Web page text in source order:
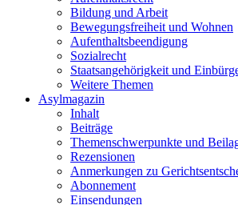
Bildung und Arbeit
Bewegungsfreiheit und Wohnen
Aufenthaltsbeendigung
Sozialrecht
Staatsangehörigkeit und
Weitere Themen
Asylmagazin
Inhalt
Beiträge
Themenschwerpunkte und
Rezensionen
Anmerkungen zu
Abonnement
Einsendungen